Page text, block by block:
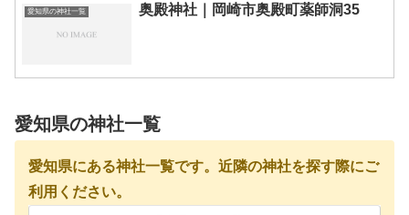
愛知県の神社一覧 奥殿神社｜岡崎市奥殿町薬師洞35
愛知県の神社一覧
愛知県にある神社一覧です。近隣の神社を探す際にご
利用ください。